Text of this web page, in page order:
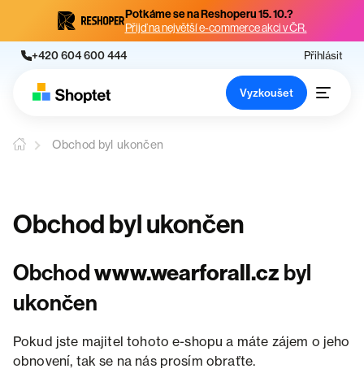
Potkáme se na Reshoperu 15. 10.?
Přijď na největší e-commerce akci v ČR.
+420 604 600 444 Přihlásit
Vyzkoušet
Obchod byl ukončen
Obchod byl ukončen
Obchodwww.wearforall.cz byl
ukončen
Pokud jste majitel tohoto e-shopu a máte zájem o jeho
obnovení, tak se na nás prosím obraťte.